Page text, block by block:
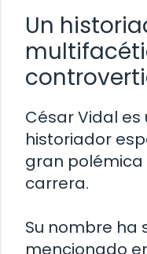
Un
César Vidal
historiador
gran polémica
carrera.
Su nombre ha
mencionado